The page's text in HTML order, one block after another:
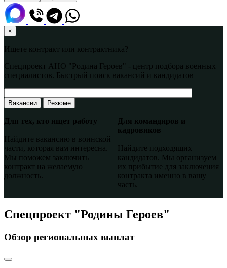
×
Ищете контракт или контрактника?
Спецпроект АНО "Родина Героев" - центр подбора военных
специалистов. Быстрый поиск вакансий и кандидатов
Вакансии Резюме
Для тех, кто ищет работу
Найдите вакансию в воинской
части, которая вам интересна.
Мы поможем заключить
контракт на желаемую
должность.
Для командиров и
кадровиков
Найдите подходящих
кандидатов. Мы организуем
их прибытие для заключения
контракта именно в вашу
часть.
Спецпроект "Родины Героев"
Обзор региональных выплат